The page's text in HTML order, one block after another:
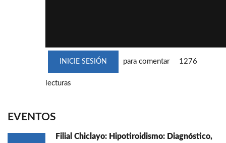
INICIE SESIÓN para comentar 1276
lecturas
EVENTOS
Filial Chiclayo: Hipotiroidismo: Diagnóstico,